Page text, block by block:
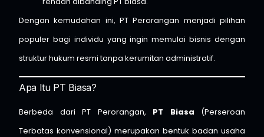
Dengan kemudahan ini, PT Perorangan menjadi pilihan
populer bagi individu yang ingin memulai bisnis dengan
struktur hukum resmi tanpa kerumitan administratif.
Apa Itu PT Biasa?
Berbeda dari PT Perorangan, PT Biasa (Perseroan
Terbatas konvensional) merupakan bentuk badan usaha